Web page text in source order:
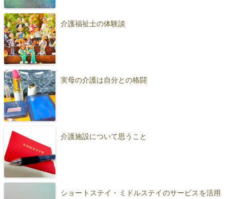
介護福祉士の体験談
実母の介護は自分との格闘
介護施設について思うこと
ショートステイ・ミドルステイのサービスを活用